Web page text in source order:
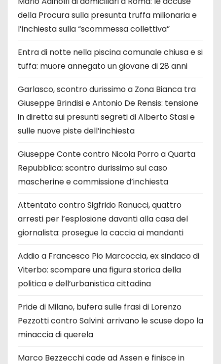
della Procura sulla presunta truffa milionaria e
l’inchiesta sulla “scommessa collettiva”
Entra di notte nella piscina comunale chiusa e si
tuffa: muore annegato un giovane di 28 anni
Garlasco, scontro durissimo a Zona Bianca tra
Giuseppe Brindisi e Antonio De Rensis: tensione
in diretta sui presunti segreti di Alberto Stasi e
sulle nuove piste dell’inchiesta
Giuseppe Conte contro Nicola Porro a Quarta
Repubblica: scontro durissimo sul caso
mascherine e commissione d’inchiesta
Attentato contro Sigfrido Ranucci, quattro
arresti per l’esplosione davanti alla casa del
giornalista: prosegue la caccia ai mandanti
Addio a Francesco Pio Marcoccia, ex sindaco di
Viterbo: scompare una figura storica della
politica e dell’urbanistica cittadina
Pride di Milano, bufera sulle frasi di Lorenzo
Pezzotti contro Salvini: arrivano le scuse dopo la
minaccia di querela
Marco Bezzecchi cade ad Assen e finisce in